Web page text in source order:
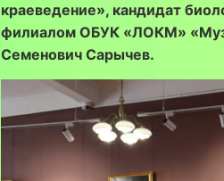
краеведение», кандидат
филиалом ОБУК «ЛОКМ»
Семенович Сарычев.